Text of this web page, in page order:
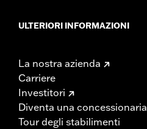
ULTERIORI INFORMAZIONI
La nostra azienda
Carriere
Investitori
Diventa una concessionaria
Tour degli stabilimenti